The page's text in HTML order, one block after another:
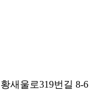
새울로319번길 8-6